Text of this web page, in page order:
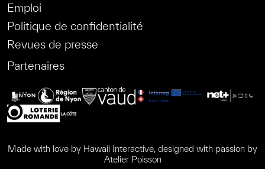
Emploi
Politique de confidentialité
Revues de presse
Partenaires
Made with love by Hawaii Interactive, designed with passion by
Atelier Poisson